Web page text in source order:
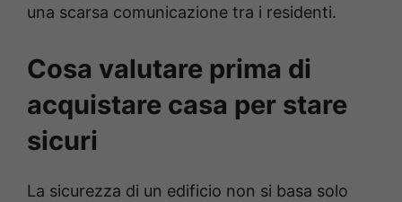
una scarsa comunicazione tra i residenti.
Cosa valutare prima di
acquistare casa per stare
sicuri
La sicurezza di un edificio non si basa solo